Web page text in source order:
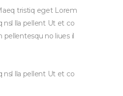
tristiq eget Lorem
nsl lla pellent Ut et co
no liues il
nsl lla pellent Ut et co